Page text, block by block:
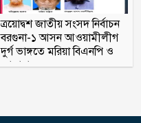
ত্রয়োদ্বশ জাতীয় সংসদ নির্বাচন
বরগুনা-১ আসন আওয়ামীলীগ
দুর্গ ভাঙ্গতে মরিয়া বিএনপি ও
জামায়াত